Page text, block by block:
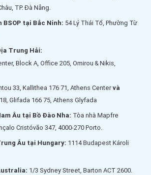
TP. Đà Nẵng.
BSOP tại Bắc Ninh: 54 Lý Thái Tổ, Phường Từ
Trung Hải:
Block A, Office 205, Omirou & Nikis,
33, Kallithea 176 71, Athens Centervà
Glifada 166 75, Athens Glyfada
Âu tại Bồ Đào Nha: Tòa nhà Mapfre
Cristóvão 347, 4000-270 Porto.
Âu tại Hungary: 1114 Budapest Károli
1/3 Sydney Street, Barton ACT 2600.